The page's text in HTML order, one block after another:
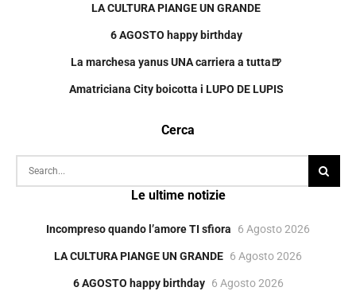
LA CULTURA PIANGE UN GRANDE
6 AGOSTO happy birthday
La marchesa yanus UNA carriera a tutta🍺
Amatriciana City boicotta i LUPO DE LUPIS
Cerca
Le ultime notizie
Incompreso quando l’amore TI sfiora 6 Agosto 2026
LA CULTURA PIANGE UN GRANDE 6 Agosto 2026
6 AGOSTO happy birthday 6 Agosto 2026